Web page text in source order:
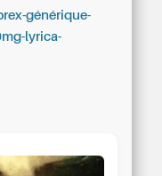
générique-
lyrica-